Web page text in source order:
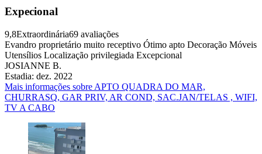
Expecional
9,8Extraordinária69 avaliações
Evandro proprietário muito receptivo Ótimo apto Decoração Móveis
Utensílios Localização privilegiada Excepcional
JOSIANNE B.
Estadia: dez. 2022
Mais informações sobre APTO QUADRA DO MAR,
CHURRASQ, GAR PRIV, AR COND, SAC.JAN/TELAS , WIFI,
TV A CABO